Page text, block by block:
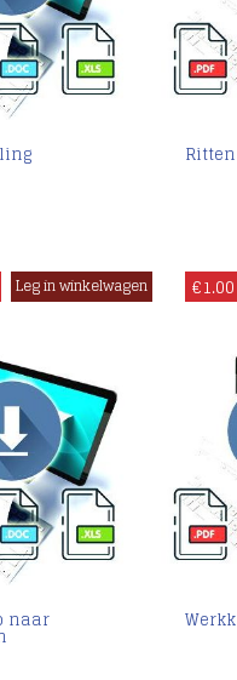
€1.00
naar